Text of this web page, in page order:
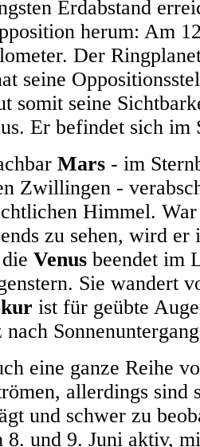
Erdabstand
herum: Am
Der
seine
somit seine
Er befindet sich im
Mars - im
Zwillingen -
Himmel.
zu sehen, wird er
Venus beendet im
Sie wandert
ist für geübte
eine ganze Reihe
allerdings sind
und schwer zu
8. und 9. Juni aktiv,